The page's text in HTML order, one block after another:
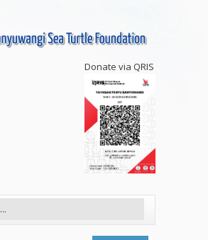
Donate via QRIS